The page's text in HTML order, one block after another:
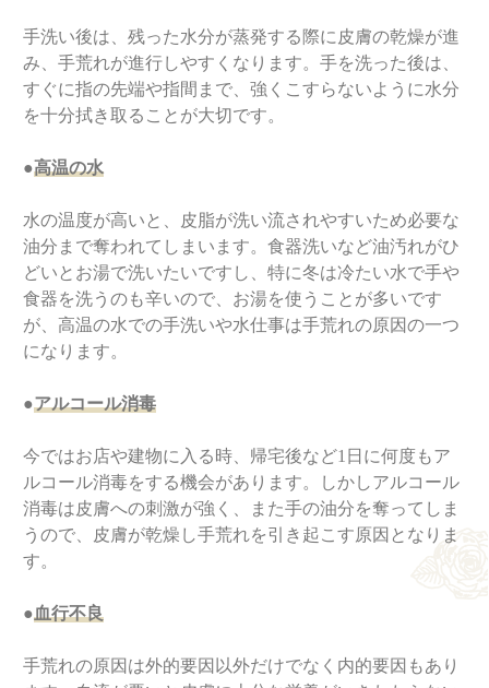
手洗い後は、残った水分が蒸発する際に皮膚の乾燥が進
み、手荒れが進行しやすくなります。手を洗った後は、
すぐに指の先端や指間まで、強くこすらないように水分
を十分拭き取ることが大切です。
●高温の水
水の温度が高いと、皮脂が洗い流されやすいため必要な
油分まで奪われてしまいます。食器洗いなど油汚れがひ
どいとお湯で洗いたいですし、特に冬は冷たい水で手や
食器を洗うのも辛いので、お湯を使うことが多いです
が、高温の水での手洗いや水仕事は手荒れの原因の一つ
になります。
●アルコール消毒
今ではお店や建物に入る時、帰宅後など1日に何度もア
ルコール消毒をする機会があります。しかしアルコール
消毒は皮膚への刺激が強く、また手の油分を奪ってしま
うので、皮膚が乾燥し手荒れを引き起こす原因となりま
す。
●血行不良
手荒れの原因は外的要因以外だけでなく内的要因もあり